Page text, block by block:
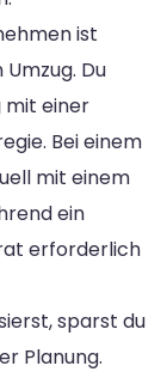
ist
Du
mit einer
Bei einem
mit einem
ein
erforderlich
sparst du
Planung.